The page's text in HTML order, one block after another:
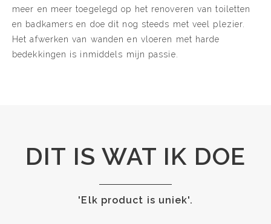
meer en meer toegelegd op het renoveren van toiletten
en badkamers en doe dit nog steeds met veel plezier.
Het afwerken van wanden en vloeren met harde
bedekkingen is inmiddels mijn passie.
DIT IS WAT IK DOE
'Elk product is uniek'.